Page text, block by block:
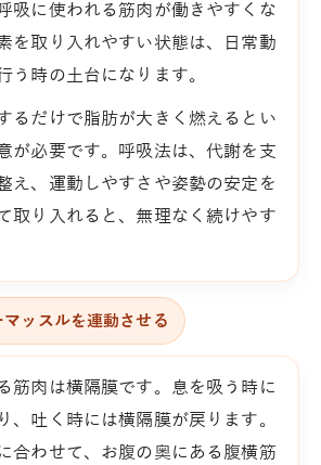
吸に使われる筋肉が働きやすくな
を取り入れやすい状態は、日常動
う時の土台になります。
るだけで脂肪が大きく燃えるとい
が必要です。呼吸法は、代謝を支
え、運動しやすさや姿勢の安定を
取り入れると、無理なく続けやす
ッスルを連動させる
筋肉は横隔膜です。息を吸う時に
、吐く時には横隔膜が戻ります。
合わせて、お腹の奥にある腹横筋